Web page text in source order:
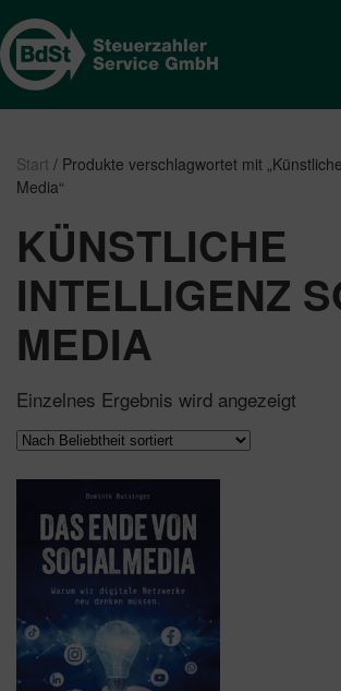
Start / Produkte verschlagwortet mit
Media“
KÜNSTLICHE
INTELLIGENZ
MEDIA
Einzelnes Ergebnis wird angezeigt